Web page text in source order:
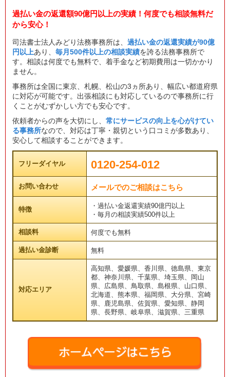
過払い金の返還額90億円以上の実績！何度でも相談無料だ
から安心！
司法書士法人みどり法務事務所は、 過払い金の返還実績が90億
円以上あり、 毎月500件以上の相談実績を誇る法務事務所で
す。相談は何度でも無料で、着手金など初期費用は一切かかり
ません。
事務所は全国に東京、札幌、松山の3ヵ所あり、幅広い都道府県
に対応が可能です。出張相談にも対応しているので事務所に行
くことがむずかしい方でも安心です。
依頼者からの声を大切にし、 常にサービスの向上を心がけてい
る事務所なので、対応は丁寧・親切という口コミが多数あり、
安心して相談することができます。
フリーダイヤル 0120-254-012
お問い合わせ メールでのご相談はこちら
特徴
・過払い金返還実績90億円以上
・毎月の相談実績500件以上
相談料 何度でも無料
過払い金診断 無料
対応エリア
高知県、愛媛県、香川県、徳島県、東京
都、神奈川県、千葉県、埼玉県、岡山
県、広島県、鳥取県、島根県、山口県、
北海道、熊本県、福岡県、大分県、宮崎
県、鹿児島県、佐賀県、愛知県、静岡
県、長野県、岐阜県、滋賀県、三重県